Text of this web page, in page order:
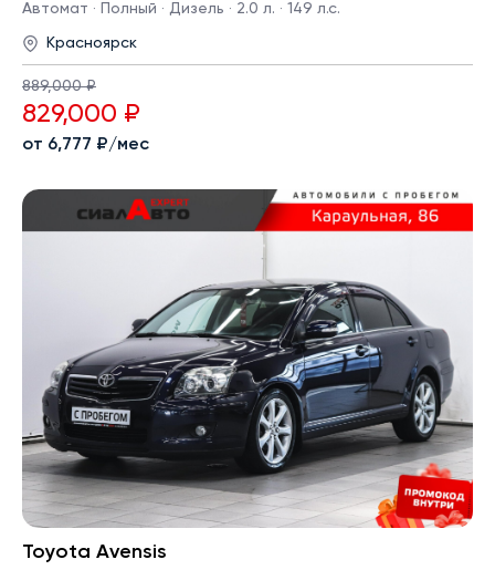
Автомат · Полный · Дизель · 2.0 л. · 149 л.с.
Красноярск
889,000 ₽
829,000 ₽
от 6,777 ₽/мес
Toyota Avensis